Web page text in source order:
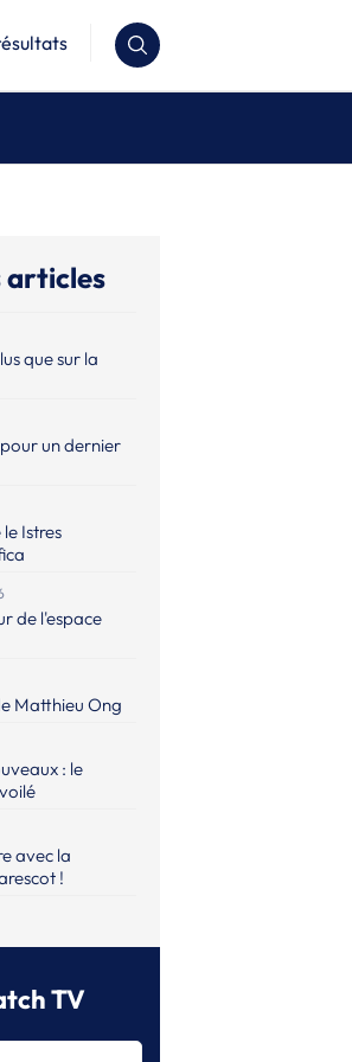
articles
que sur la
un dernier
Istres
de l'espace
Matthieu Ong
: le
avec la
!
TV